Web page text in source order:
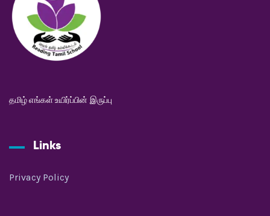
தமிழ் எங்கள் உயிர்ப்பின் இருப்பு
Links
Privacy Policy